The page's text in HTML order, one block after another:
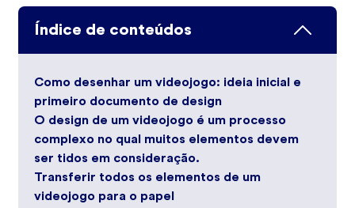
Índice de conteúdos
Como desenhar um videojogo: ideia inicial e
primeiro documento de design
O design de um videojogo é um processo
complexo no qual muitos elementos devem
ser tidos em consideração.
Transferir todos os elementos de um
videojogo para o papel